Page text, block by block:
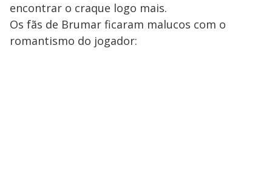
encontrar o craque logo mais.
Os fãs de Brumar ficaram malucos com o
romantismo do jogador: